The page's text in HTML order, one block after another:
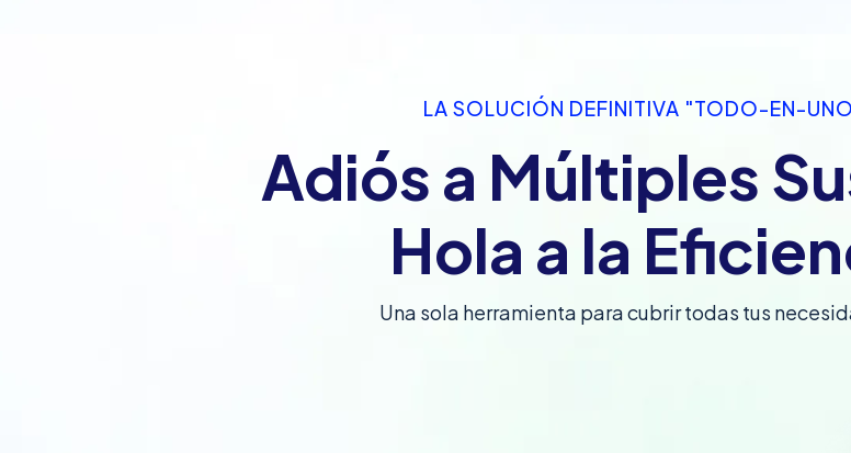
LA SOLUCIÓN DEFINITIVA "TODO-EN-
Adiós a Múltiples
Hola a la
Una sola herramienta para cubrir todas tus